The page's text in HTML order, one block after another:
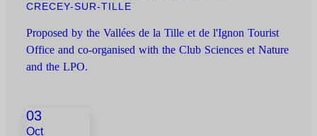
CRECEY-SUR-TILLE
Proposed by the Vallées de la Tille et de l'Ignon Tourist
Office and co-organised with the Club Sciences et Nature
and the LPO.
03
Oct